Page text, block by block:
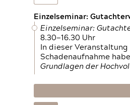
Einzelseminar:
Einzelseminar:
8.30—16.30 Uhr
In dieser
Schadenaufnahme
Grundlagen der